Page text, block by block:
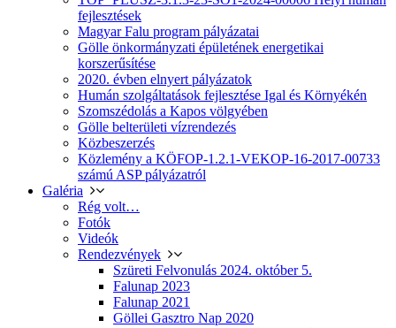
fejlesztések
Magyar Falu program pályázatai
Gölle önkormányzati épületének energetikai
korszerűsítése
2020. évben elnyert pályázatok
Humán szolgáltatások fejlesztése Igal és Környékén
Szomszédolás a Kapos völgyében
Gölle belterületi vízrendezés
Közbeszerzés
Közlemény a KÖFOP-1.2.1-VEKOP-16-2017-00733
számú ASP pályázatról
Galéria
Rég volt…
Fotók
Videók
Rendezvények
Szüreti Felvonulás 2024. október 5.
Falunap 2023
Falunap 2021
Göllei Gasztro Nap 2020